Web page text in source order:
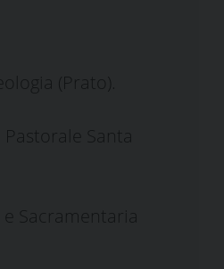
(Prato).
Santa
Sacramentaria